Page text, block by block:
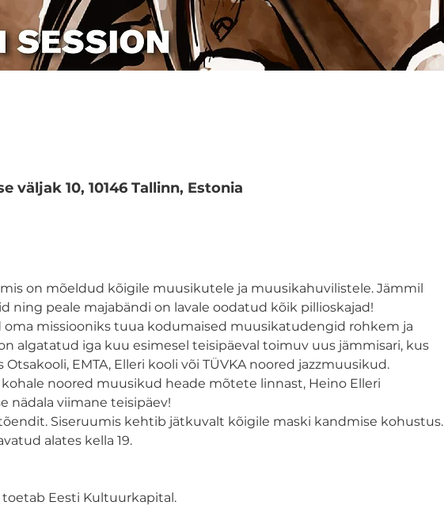
väljak 10, 10146 Tallinn, Estonia
mis on mõeldud kõigile muusikutele ja muusikahuvilistele. Jämmil
ning peale majabändi on lavale oodatud kõik pillioskajad!
oma missiooniks tuua kodumaised muusikatudengid rohkem ja
algatatud iga kuu esimesel teisipäeval toimuv uus jämmisari, kus
EMTA, Elleri kooli või TÜVKA noored jazzmuusikud.
noored muusikud heade mõtete linnast, Heino Elleri
nädala viimane teisipäev!
Siseruumis kehtib jätkuvalt kõigile maski kandmise kohustus.
alates kella 19.
toetab Eesti Kultuurkapital.